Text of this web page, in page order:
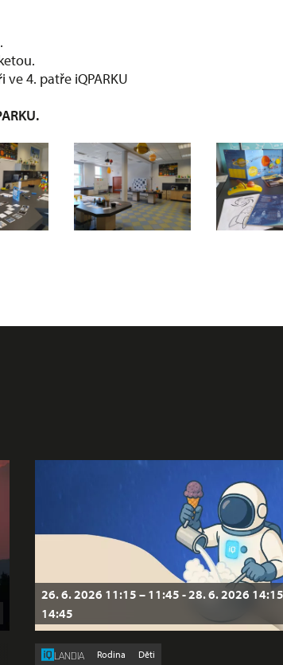
4. patře iQPARKU
26. 6. 2026 11:15 – 11:45 - 28. 6. 2026
14:45
LANDIA Rodina Děti